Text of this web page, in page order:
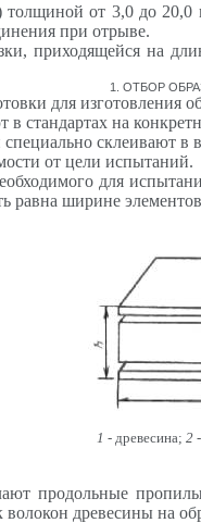
толщиной от 3,0 до
при отрыве.
приходящейся на
1. ОТБОР
для изготовления
стандартах на
склеивают в
от цели испытаний.
для
равна ширине
1 - древесина; 2
продольные
древесины на